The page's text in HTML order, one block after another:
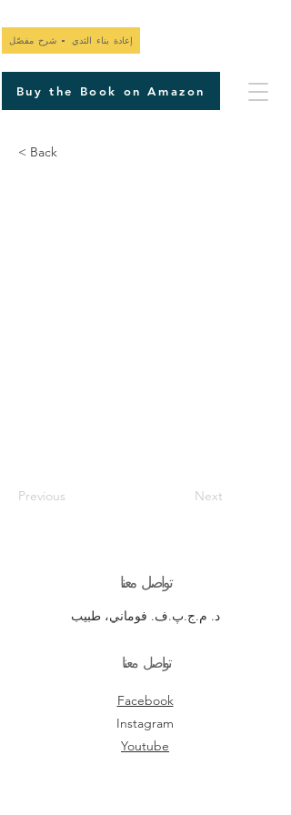
إعادة بناء الثدي - شرح مفصّل
Buy the Book on Amazon
< Back
Previous Next
تواصل معنا
د. م.ج.پ.ف. فوماني، طبيب
تواصل معنا
Facebook
Instagram
Youtube